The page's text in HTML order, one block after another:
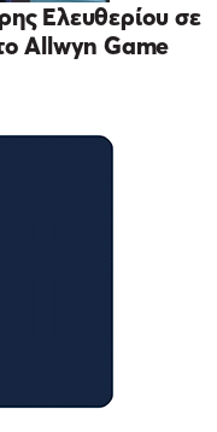
Ελευθερίου σε
Allwyn Game